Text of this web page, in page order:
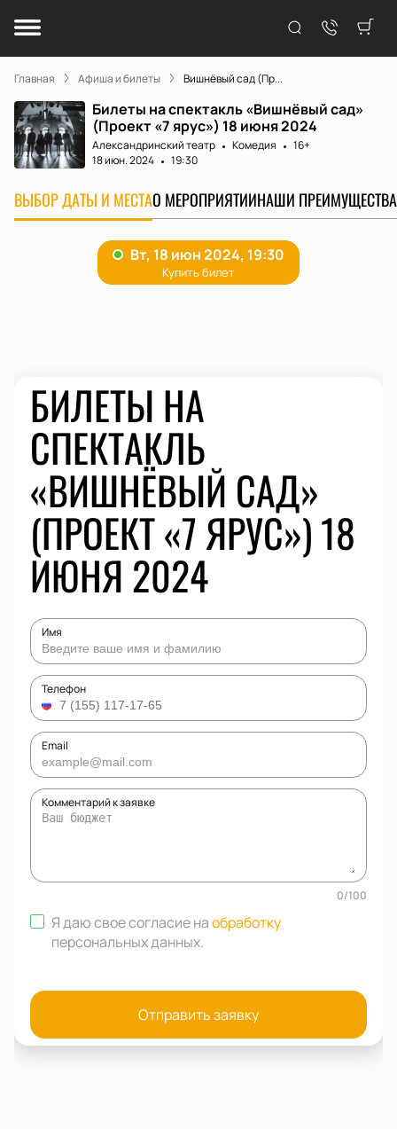
Главная Афиша и билеты Вишнёвый сад (Пр...
Билеты на спектакль «Вишнёвый сад»
(Проект «7 ярус») 18 июня 2024
Александринский театр Комедия
16+
18 июн. 2024
19:30
ВЫБОР ДАТЫ И МЕСТАО МЕРОПРИЯТИИНАШИ ПРЕИМУЩЕСТВА
БИЛЕТЫ НА
СПЕКТАКЛЬ
«ВИШНЁВЫЙ САД»
(ПРОЕКТ «7 ЯРУС») 18
ИЮНЯ 2024
Имя
Телефон
Email
Комментарий к заявке
0/100
Я даю свое согласие наобработку
персональных данных.
Отправить заявку